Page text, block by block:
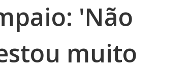
'Não
muito